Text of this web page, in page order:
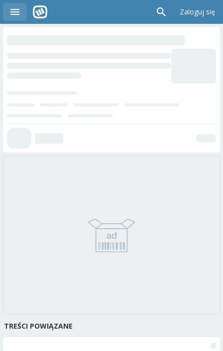
Zaloguj się
TREŚCI POWIĄZANE